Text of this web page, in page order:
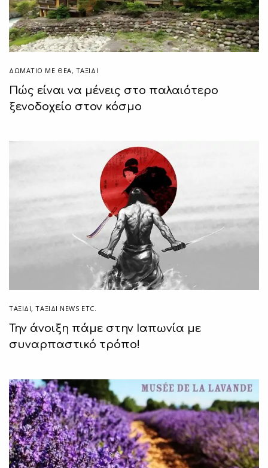
ΔΩΜΆΤΙΟ ΜΕ ΘΈΑ, ΤΑΞΙΔΙ
Πώς είναι να μένεις στο παλαιότερο
ξενοδοχείο στον κόσμο
ΤΑΞΙΔΙ,ΤΑΞΊΔΙ NEWS ETC.
Την άνοιξη πάμε στην Ιαπωνία με
συναρπαστικό τρόπο!